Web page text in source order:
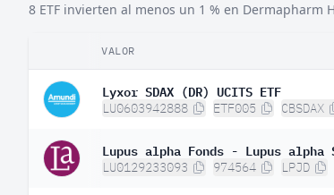
8 ETF invierten al menos un 1 % en Dermapharm
VALOR
Lyxor SDAX (DR) UCITS ETF
LU0603942888 ETF005 CBSDAX
Lupus alpha Fonds - Lupus alpha
LU0129233093 974564 LPJD